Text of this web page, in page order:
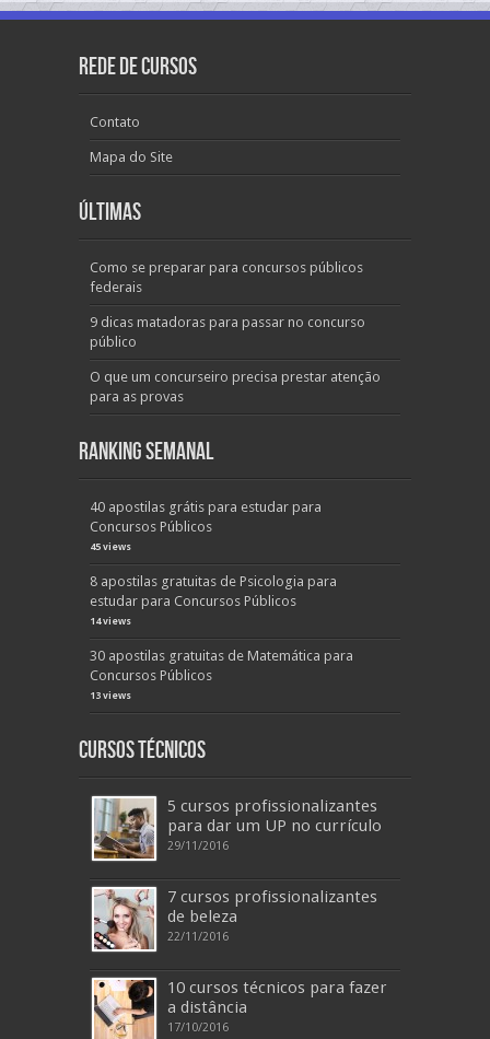
Rede de Cursos
Contato
Mapa do Site
Últimas
Como se preparar para concursos públicos
federais
9 dicas matadoras para passar no concurso
público
O que um concurseiro precisa prestar atenção
para as provas
Ranking Semanal
40 apostilas grátis para estudar para
Concursos Públicos
45 views
8 apostilas gratuitas de Psicologia para
estudar para Concursos Públicos
14 views
30 apostilas gratuitas de Matemática para
Concursos Públicos
13 views
Cursos Técnicos
5 cursos profissionalizantes
para dar um UP no currículo
29/11/2016
7 cursos profissionalizantes
de beleza
22/11/2016
10 cursos técnicos para fazer
a distância
17/10/2016